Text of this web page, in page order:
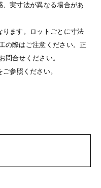
実寸法が異なる場合があ
ます。ロットごとに寸法
の際はご注意ください。正
問合せください。
ご参照ください。